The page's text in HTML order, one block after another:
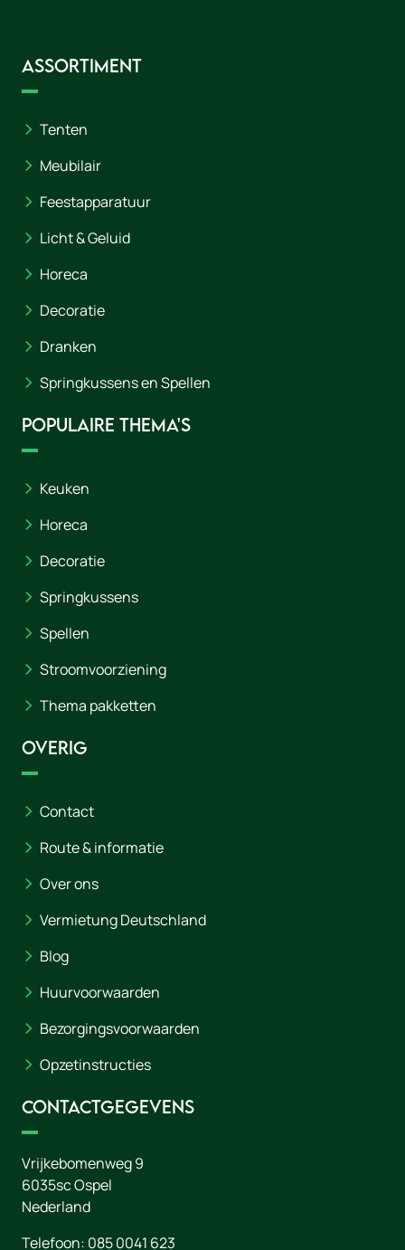
Assortiment
Tenten
Meubilair
Feestapparatuur
Licht & Geluid
Horeca
Decoratie
Dranken
Springkussens en Spellen
Populaire thema's
Keuken
Horeca
Decoratie
Springkussens
Spellen
Stroomvoorziening
Thema pakketten
Overig
Contact
Route & informatie
Over ons
Vermietung Deutschland
Blog
Huurvoorwaarden
Bezorgingsvoorwaarden
Opzetinstructies
Contactgegevens
Vrijkebomenweg 9
6035scOspel
Nederland
Telefoon: 085 0041 623